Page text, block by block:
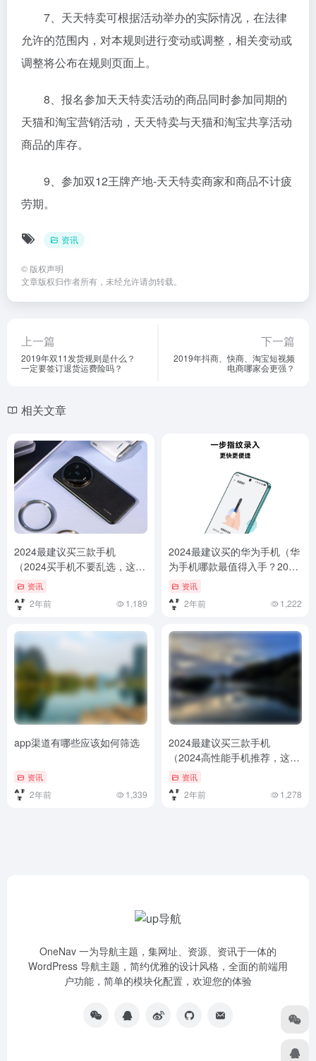
7、天天特卖可根据活动举办的实际情况，在法律
允许的范围内，对本规则进行变动或调整，相关变动或
调整将公布在规则页面上。
8、报名参加天天特卖活动的商品同时参加同期的
天猫和淘宝营销活动，天天特卖与天猫和淘宝共享活动
商品的库存。
9、参加双12王牌产地-天天特卖商家和商品不计疲
劳期。
资讯
© 版权声明
文章版权归作者所有，未经允许请勿转载。
上一篇
2019年双11发货规则是什么？
一定要签订退货运费险吗？
下一篇
2019年抖商、快商、淘宝短视频
电商哪家会更强？
相关文章
2024最建议买三款手机
（2024买手机不要乱选，这3
款堪称“行业最佳”，一步到位
用五年）2024买手机不要乱
选，这3款堪称“行业最佳”，一
资讯
2年前 1,189
2024最建议买的华为手机（华
为手机哪款最值得入手？2024
推荐的四款优质选择）华为手
机哪款最值得入手？2024推荐
的四款优质选择
资讯
2年前 1,222
app渠道有哪些应该如何筛选
资讯
2年前 1,339
2024最建议买三款手机
（2024高性能手机推荐，这三
款上榜）2024高性能手机推
荐，这三款上榜
资讯
2年前 1,278
OneNav 一为导航主题，集网址、资源、资讯于一体的
WordPress 导航主题，简约优雅的设计风格，全面的前端用
户功能，简单的模块化配置，欢迎您的体验